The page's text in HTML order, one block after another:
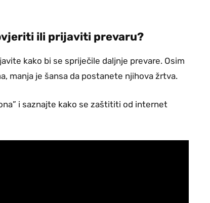
ili prijaviti prevaru?
kako bi se spriječile daljnje prevare. Osim
manja je šansa da postanete njihova žrtva.
i saznajte kako se zaštititi od internet